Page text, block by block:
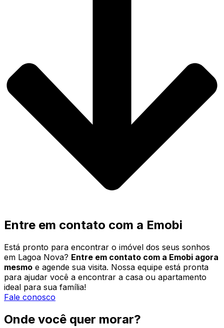
Entre em contato com a Emobi
Está pronto para encontrar o imóvel dos seus sonhos
em Lagoa Nova? Entre em contato com a Emobi agora
mesmo e agende sua visita. Nossa equipe está pronta
para ajudar você a encontrar a casa ou apartamento
ideal para sua família!
Fale conosco
Onde você quer morar?